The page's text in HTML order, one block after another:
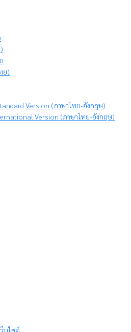
ย)
Version (ภาษาไทย-อังกฤษ)
Version (ภาษาไทย-อังกฤษ)
บไซต์